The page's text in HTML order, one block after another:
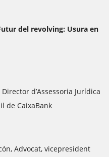
del revolving: Usura en
d’Assessoria Jurídica
de CaixaBank
Advocat, vicepresident